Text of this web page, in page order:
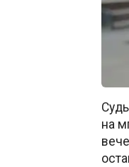
на